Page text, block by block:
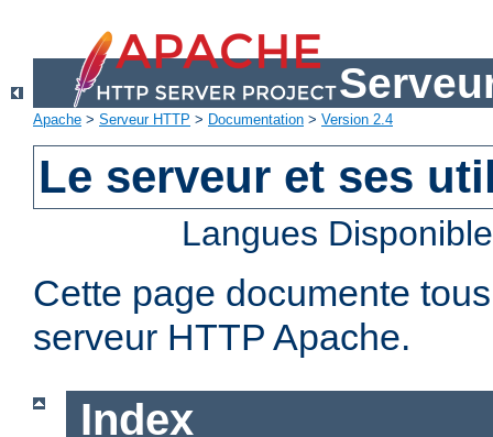
Apache > Serveur HTTP > Documentation > Version 2.4
Le serveur et ses
Langues
Cette page documente
serveur HTTP Apache.
Index